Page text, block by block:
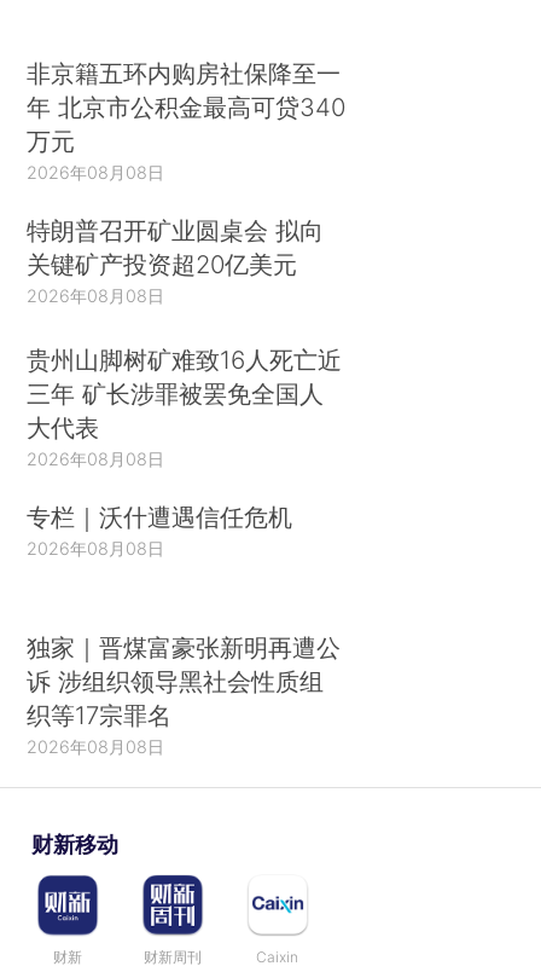
非京籍五环内购房社保降至一
年 北京市公积金最高可贷340
万元
2026年08月08日
特朗普召开矿业圆桌会 拟向
关键矿产投资超20亿美元
2026年08月08日
贵州山脚树矿难致16人死亡近
三年 矿长涉罪被罢免全国人
大代表
2026年08月08日
专栏｜沃什遭遇信任危机
2026年08月08日
独家｜晋煤富豪张新明再遭公
诉 涉组织领导黑社会性质组
织等17宗罪名
2026年08月08日
财新移动
财新 财新周刊 Caixin